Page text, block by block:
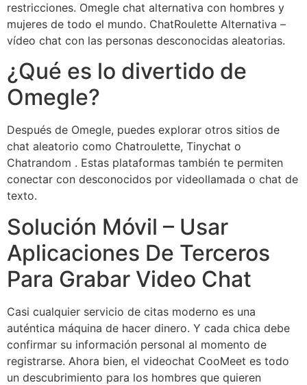
restricciones. Omegle chat alternativa con hombres y
mujeres de todo el mundo. ChatRoulette Alternativa –
vídeo chat con las personas desconocidas aleatorias.
¿Qué es lo divertido de
Omegle?
Después de Omegle, puedes explorar otros sitios de
chat aleatorio como Chatroulette, Tinychat o
Chatrandom . Estas plataformas también te permiten
conectar con desconocidos por videollamada o chat de
texto.
Solución Móvil – Usar
Aplicaciones De Terceros
Para Grabar Video Chat
Casi cualquier servicio de citas moderno es una
auténtica máquina de hacer dinero. Y cada chica debe
confirmar su información personal al momento de
registrarse. Ahora bien, el videochat CooMeet es todo
un descubrimiento para los hombres que quieren